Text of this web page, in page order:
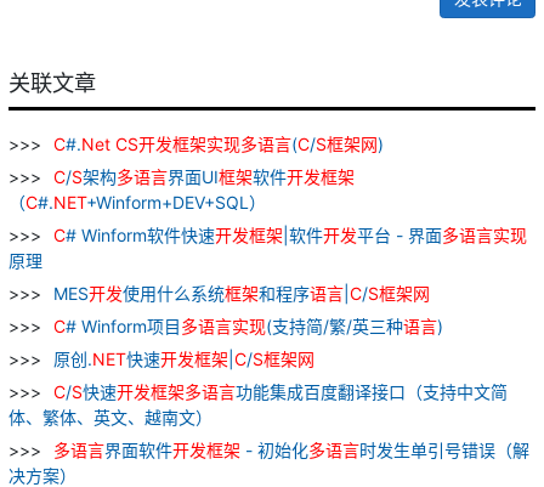
关联文章
C#.Net CS开发框架实现多语言(C/S框架网)
C/S架构多语言界面UI框架软件开发框架
（C#.NET+Winform+DEV+SQL）
C# Winform软件快速开发框架 |软件开发平台 - 界面多语言实现
原理
MES开发使用什么系统框架和程序语言 C/S框架网
C# Winform项目多语言实现(支持简/繁/英三种语言)
原创.NET快速开发框架 C/S框架网
C/S快速开发框架多语言功能集成百度翻译接口（支持中文简
体、繁体、英文、越南文）
多语言界面软件开发框架 - 初始化多语言时发生单引号错误（解
决方案）